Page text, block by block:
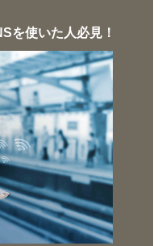
を使いた人必見！